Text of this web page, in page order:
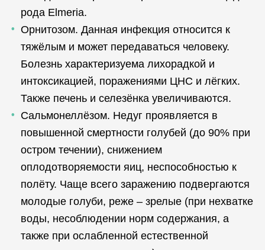
рода Elmeria.
Орнитозом. Данная инфекция относится к
тяжёлым и может передаваться человеку.
Болезнь характеризуема лихорадкой и
интоксикацией, поражениями ЦНС и лёгких.
Также печень и селезёнка увеличиваются.
Сальмонеллёзом. Недуг проявляется в
повышенной смертности голубей (до 90% при
остром течении), снижением
оплодотворяемости яиц, неспособностью к
полёту. Чаще всего заражению подвергаются
молодые голуби, реже – зрелые (при нехватке
воды, несоблюдении норм содержания, а
также при ослабленной естественной